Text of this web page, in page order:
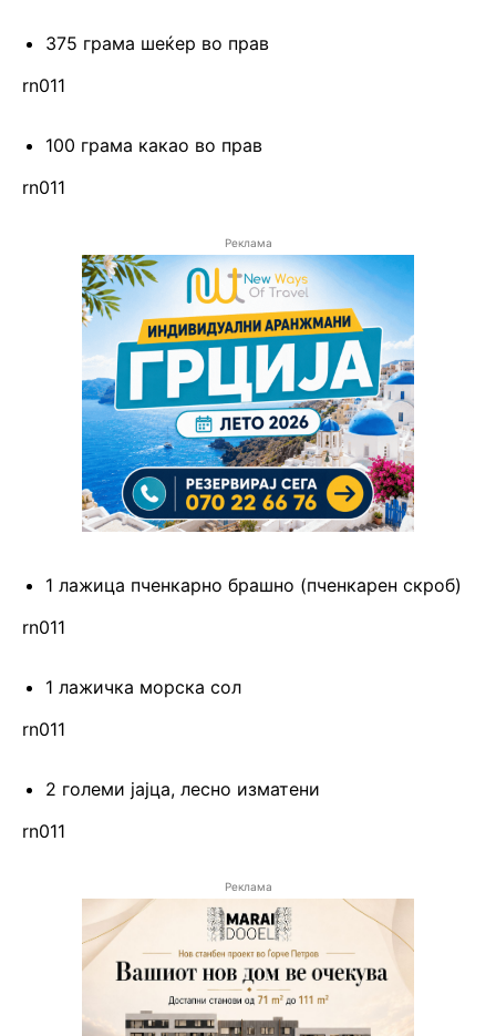
375 грама шеќер во прав
rn011
100 грама какао во прав
rn011
Реклама
1 лажица пченкарно брашно (пченкарен скроб)
rn011
1 лажичка морска сол
rn011
2 големи јајца, лесно изматени
rn011
Реклама